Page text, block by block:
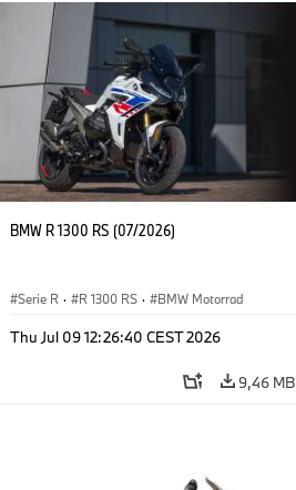
BMW R 1300 RS (07/2026)
Serie R · R 1300 RS · BMW Motorrad
Thu Jul 09 12:26:40 CEST 2026
9,46 MB